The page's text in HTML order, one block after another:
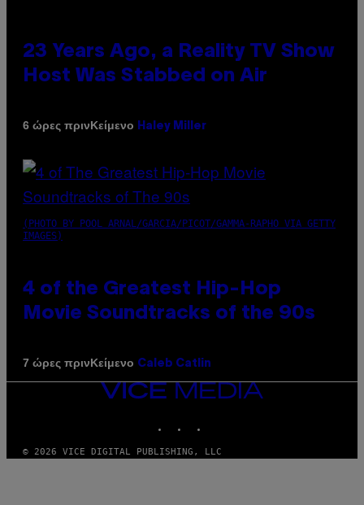
23 Years Ago, a Reality TV Show
Host Was Stabbed on Air
6 ώρες πρινΚείμενο Haley Miller
(PHOTO BY POOL ARNAL/GARCIA/PICOT/GAMMA-RAPHO VIA GETTY
IMAGES)
4 of the Greatest Hip-Hop
Movie Soundtracks of the 90s
7 ώρες πρινΚείμενο Caleb Catlin
VICE
MEDIA
© 2026 VICE DIGITAL PUBLISHING, LLC